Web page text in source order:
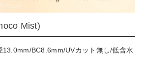
Mist)
13.0mm/BC8.6mm/UVカット無し/低含水